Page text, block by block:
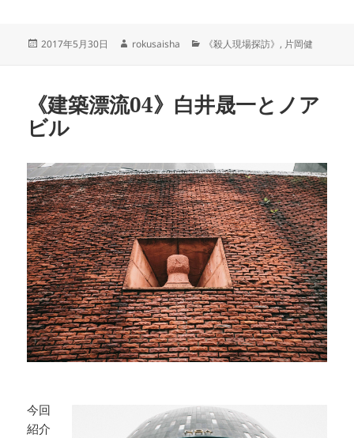
投
2017年5月30日
作
rokusaisha
カ
ー
《殺人現場探訪》 , 片岡健
《建築漂流04》白井晟一とノア
ビル
今回
紹介